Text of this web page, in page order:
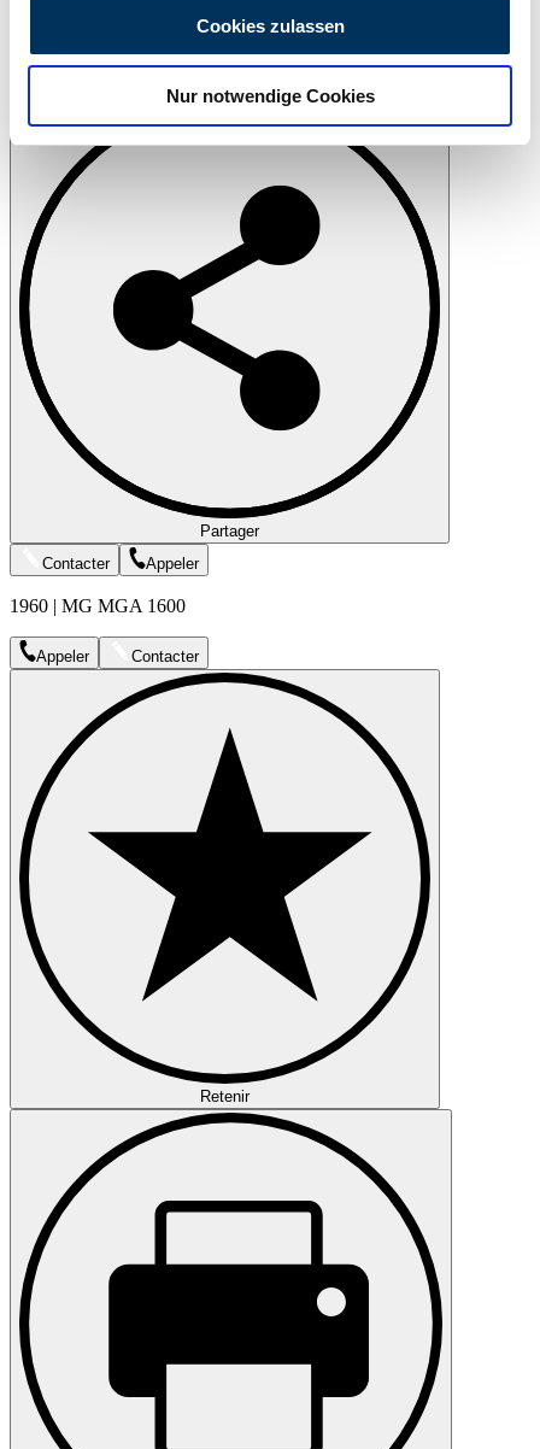
analysieren. Außerdem geben wir Informationen zu Ihrer
Verwendung unserer Website an unsere Partner für
soziale Medien, Werbung und Analysen weiter. Unsere
Partner führen diese Informationen möglicherweise mit
weiteren Daten zusammen, die Sie ihnen bereitgestellt
haben oder die sie im Rahmen Ihrer Nutzung der Dienste
gesammelt haben.
Datenschutzerklärung
Cookies zulassen
Nur notwendige Cookies
Partager
Contacter
Appeler
1960 | MG MGA 1600
Appeler Contacter
Retenir